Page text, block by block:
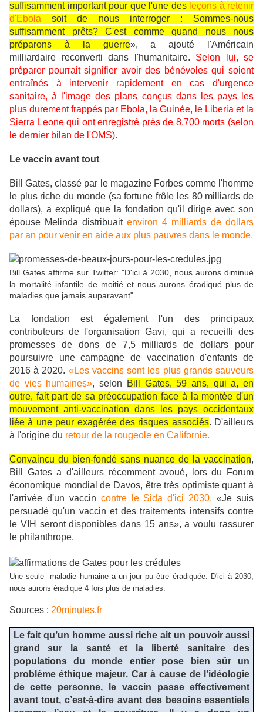
suffisamment important pour que l'une des leçons à retenir
d'Ebola soit de nous interroger : Sommes-nous
suffisamment prêts? C'est comme quand nous nous
préparons à la guerre», a ajouté l'Américain
milliardaire reconverti dans l'humanitaire. Selon lui, se
préparer pourrait signifier avoir des bénévoles qui soient
entraînés à intervenir rapidement en cas d'urgence
sanitaire, à l'image des plans conçus dans les pays les
plus durement frappés par Ebola, la Guinée, le Liberia et la
Sierra Leone qui ont enregistré près de 8.700 morts (selon
le dernier bilan de l'OMS).
Le vaccin avant tout
Bill Gates, classé par le magazine Forbes comme l'homme
le plus riche du monde (sa fortune frôle les 80 milliards de
dollars), a expliqué que la fondation qu'il dirige avec son
épouse Melinda distribuait environ 4 milliards de dollars
par an pour venir en aide aux plus pauvres dans le monde.
Bill Gates affirme sur Twitter: "D'ici à 2030, nous aurons diminué
la mortalité infantile de moitié et nous aurons éradiqué plus de
maladies que jamais auparavant".
La fondation est également l'un des principaux
contributeurs de l'organisation Gavi, qui a recueilli des
promesses de dons de 7,5 milliards de dollars pour
poursuivre une campagne de vaccination d'enfants de
2016 à 2020. «Les vaccins sont les plus grands sauveurs
de vies humaines», selon
Bill Gates, 59 ans, qui a, en
outre, fait part de sa préoccupation face à la montée d'un
mouvement anti-vaccination dans les pays occidentaux
liée à une peur exagérée des risques associés. D'ailleurs
à l'origine du retour de la rougeole en Californie.
Convaincu du bien-fondé sans nuance de la vaccination,
Bill Gates a d'ailleurs récemment avoué, lors du Forum
économique mondial de Davos, être très optimiste quant à
l'arrivée d'un vaccin contre le Sida d'ici 2030. «Je suis
persuadé qu'un vaccin et des traitements intensifs contre
le VIH seront disponibles dans 15 ans», a voulu rassurer
le philanthrope.
Une seule maladie humaine a un jour pu être éradiquée. D'ici à 2030,
nous aurons éradiqué 4 fois plus de maladies.
Sources : 20minutes.fr
Le fait qu’un homme aussi riche ait un pouvoir aussi
grand sur la santé et la liberté sanitaire des
populations du monde entier pose bien sûr un
problème éthique majeur. Car à cause de l’idéologie
de cette personne, le vaccin passe effectivement
avant tout, c’est-à-dire avant des besoins essentiels